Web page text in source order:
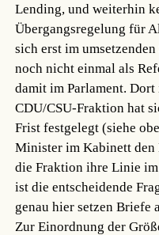
Lending, und weiterhin
Übergangsregelung für
sich erst im
noch nicht einmal als
damit im Parlament.
CDU/CSU-Fraktion hat
Frist festgelegt (siehe
Minister im Kabinett den
die Fraktion ihre Linie
ist die entscheidende
genau hier setzen Briefe
Zur Einordnung der